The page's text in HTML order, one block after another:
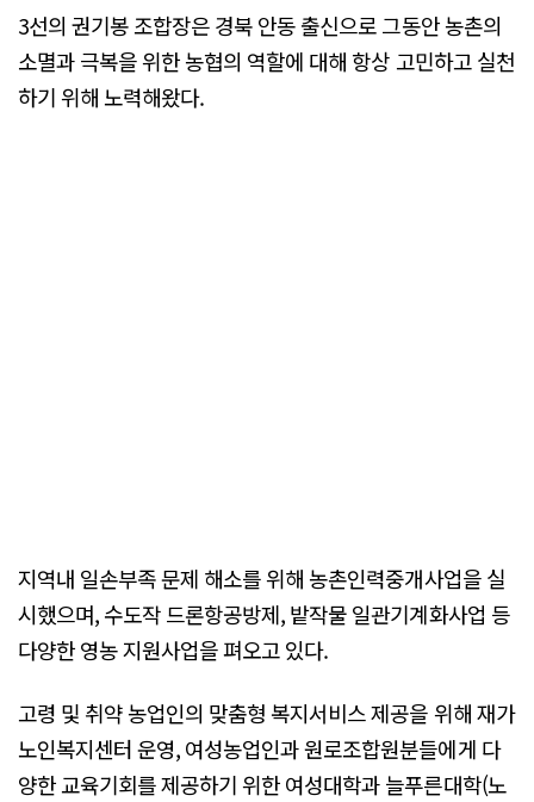
3선의 권기봉 조합장은 경북 안동 출신으로 그동안 농촌의
소멸과 극복을 위한 농협의 역할에 대해 항상 고민하고 실천
하기 위해 노력해왔다.
지역내 일손부족 문제 해소를 위해 농촌인력중개사업을 실
시했으며, 수도작 드론항공방제, 밭작물 일관기계화사업 등
다양한 영농 지원사업을 펴오고 있다.
고령 및 취약 농업인의 맞춤형 복지서비스 제공을 위해 재가
노인복지센터 운영, 여성농업인과 원로조합원분들에게 다
양한 교육기회를 제공하기 위한 여성대학과 늘푸른대학(노